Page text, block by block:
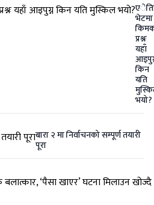
भेटमा
प्रश्नः
यहाँ
किन
यति
भयो?
बारा २ मा निर्वाचनको सम्पूर्ण तयारी
पूरा